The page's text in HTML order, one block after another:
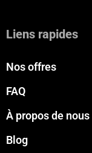
Liens rapides
Nos offres
FAQ
À propos de nous
Blog